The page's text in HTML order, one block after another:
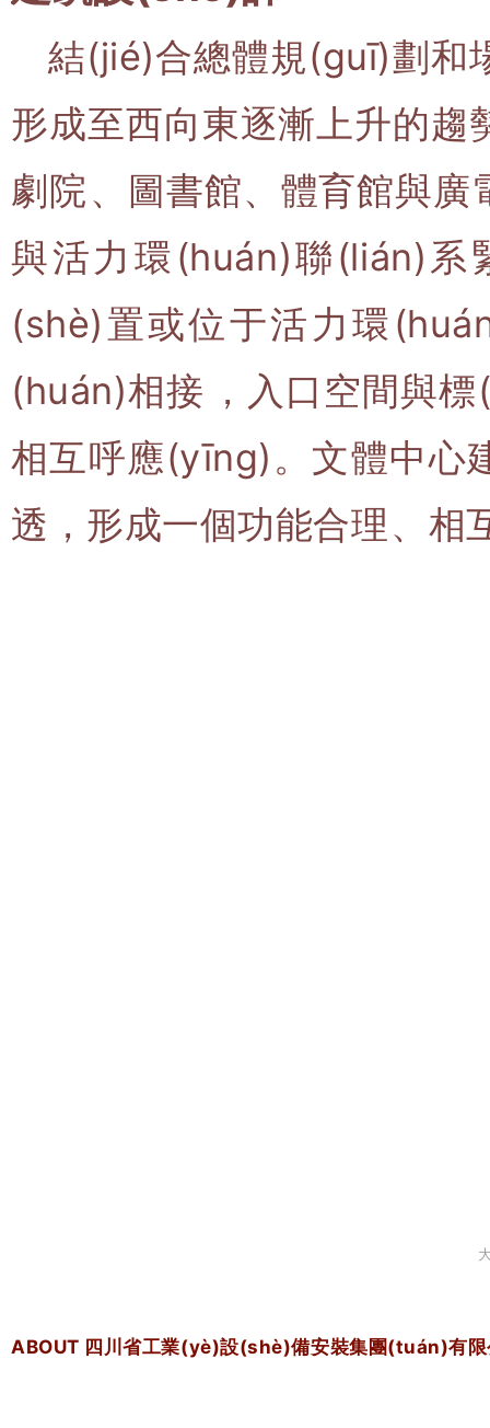
結(jié)合總體規(guī)劃和
形成至西向東逐漸上升的趨
劇院、圖書館、體育館與
與活力環(huán)聯(lián)系
(shè)置或位于活力環
(huán)相接，入口空間
相互呼應(yīng)。文體中心建
透，形成一個功能合理、相互
ABOUT 四川省工業(yè)設(shè)備安裝集團(tuán)有限